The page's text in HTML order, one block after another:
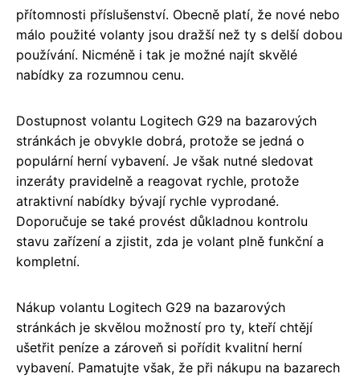
přítomnosti příslušenství. Obecně platí, že nové nebo
málo použité volanty jsou dražší než ty s delší dobou
používání. Nicméně i tak je možné najít skvělé
nabídky za rozumnou cenu.
Dostupnost volantu Logitech G29 na bazarových
stránkách je obvykle dobrá, protože se jedná o
populární herní vybavení. Je však nutné sledovat
inzeráty pravidelně a reagovat rychle, protože
atraktivní nabídky bývají rychle vyprodané.
Doporučuje se také provést důkladnou kontrolu
stavu zařízení a zjistit, zda je volant plně funkční a
kompletní.
Nákup volantu Logitech G29 na bazarových
stránkách je skvělou možností pro ty, kteří chtějí
ušetřit peníze a zároveň si pořídit kvalitní herní
vybavení. Pamatujte však, že při nákupu na bazarech